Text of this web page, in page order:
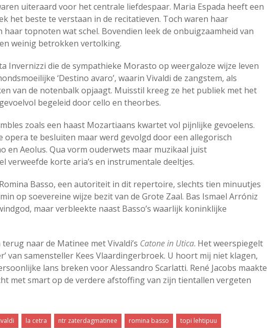
uiteraard voor het centrale liefdespaar. Maria Espada heeft een
het beste te verstaan in de recitatieven. Toch waren haar
topnoten wat schel. Bovendien leek de onbuigzaamheid van
weinig betrokken vertolking.
Invernizzi die de sympathieke Morasto op weergaloze wijze leven
‘Destino avaro’, waarin Vivaldi de zangstem, als
van de notenbalk opjaagt. Muisstil kreeg ze het publiek met het
begeleid door cello en theorbes.
zoals een haast Mozartiaans kwartet vol pijnlijke gevoelens.
opera te besluiten maar werd gevolgd door een allegorisch
en Aeolus. Qua vorm ouderwets maar muzikaal juist
verweefde korte aria’s en instrumentale deeltjes.
Basso, een autoriteit in dit repertoire, slechts tien minuutjes
op soevereine wijze bezit van de Grote Zaal. Bas Ismael Arróniz
maar verbleekte naast Basso’s waarlijk koninklijke
naar de Matinee met Vivaldi’s Catone in Utica. Het weerspiegelt
van samensteller Kees Vlaardingerbroek. U hoort mij niet klagen,
lans breken voor Alessandro Scarlatti. René Jacobs maakte
met smart op de verdere afstoffing van zijn tientallen vergeten
la cetra ntr zaterdagmatinee romina basso topi lehtipuu